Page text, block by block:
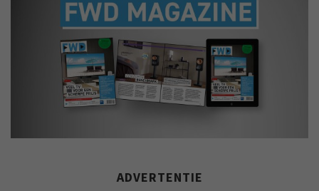
ADVERTENTIE